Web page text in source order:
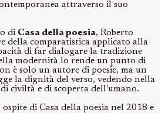
attraverso il suo
di Casa della poesia, Roberto
della comparatistica applicato alla
di far dialogare la tradizione
modernità lo rende un punto di
è solo un autore di poesie, ma un
la dignità del verso, vedendo nella
civiltà e di scoperta dell'umano.
di Casa della poesia nel 2018 e